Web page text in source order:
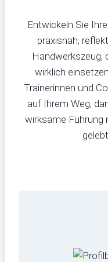
Entwickeln Sie
praxisnah,
Handwerkszeug,
wirklich
Trainerinnen und
auf Ihrem Weg,
wirksame Führung